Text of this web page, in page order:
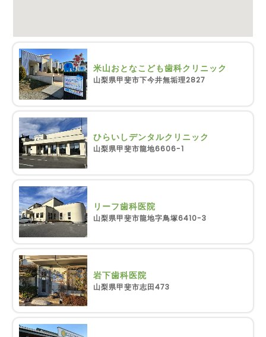
米山おとなこども歯科クリニック
山梨県甲斐市下今井無垢理2827
ひらいしデンタルクリニック
山梨県甲斐市龍地6606-1
リーフ歯科医院
山梨県甲斐市龍地字鳥塚6410-3
岩下歯科医院
山梨県甲斐市志田473